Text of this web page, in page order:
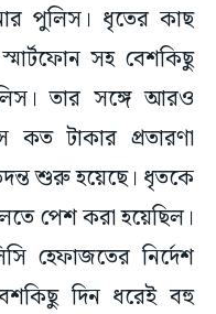
পুলিস। ধৃতের কাছ
সহ বেশকিছু
তার সঙ্গে আরও
টাকার প্রতারণা
শুরু হয়েছে। ধৃতকে
পেশ করা হয়েছিল।
হেফাজতের নির্দেশ
দিন ধরেই বহু